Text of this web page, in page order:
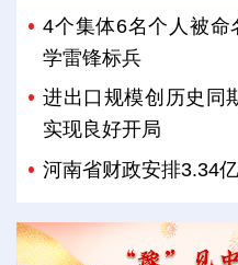
4个集体6名个人被命
学雷锋标兵
进出口规模创历史同
实现良好开局
河南省财政安排3.34